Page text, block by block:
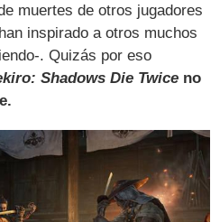
muertes de otros jugadores
inspirado a otros muchos
. Quizás por eso
Shadows Die Twice no